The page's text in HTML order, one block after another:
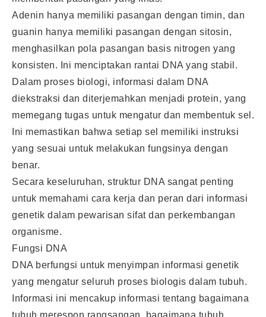
Adenin hanya memiliki pasangan dengan timin, dan
guanin hanya memiliki pasangan dengan sitosin,
menghasilkan pola pasangan basis nitrogen yang
konsisten. Ini menciptakan rantai DNA yang stabil.
Dalam proses biologi, informasi dalam DNA
diekstraksi dan diterjemahkan menjadi protein, yang
memegang tugas untuk mengatur dan membentuk sel.
Ini memastikan bahwa setiap sel memiliki instruksi
yang sesuai untuk melakukan fungsinya dengan
benar.
Secara keseluruhan, struktur DNA sangat penting
untuk memahami cara kerja dan peran dari informasi
genetik dalam pewarisan sifat dan perkembangan
organisme.
Fungsi DNA
DNA berfungsi untuk menyimpan informasi genetik
yang mengatur seluruh proses biologis dalam tubuh.
Informasi ini mencakup informasi tentang bagaimana
tubuh merespon rangsangan, bagaimana tubuh